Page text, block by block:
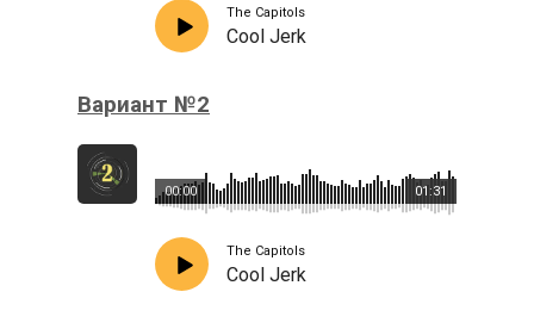
The Capitols
Cool Jerk
Вариант №2
01:31
00:00
The Capitols
Cool Jerk